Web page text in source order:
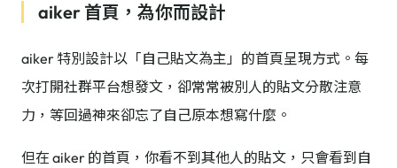
aiker 首頁，為你而設計
aiker 特別設計以「自己貼文為主」的首頁呈現方式。每
次打開社群平台想發文，卻常常被別人的貼文分散注意
力，等回過神來卻忘了自己原本想寫什麼。
但在 aiker 的首頁，你看不到其他人的貼文，只會看到自